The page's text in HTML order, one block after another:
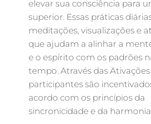
elevar sua consciência para
superior. Essas práticas
meditações, visualizações e
que ajudam a alinhar a
e o espírito com os padrões
tempo. Através das
participantes são
acordo com os princípios da
sincronicidade e da